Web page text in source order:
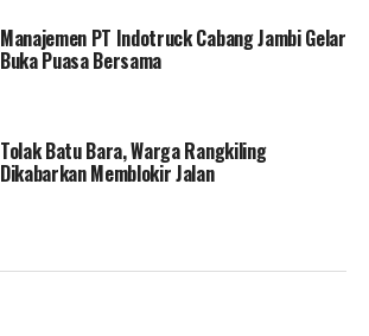
Manajemen PT Indotruck Cabang Jambi Gelar
Buka Puasa Bersama
Tolak Batu Bara, Warga Rangkiling
Dikabarkan Memblokir Jalan